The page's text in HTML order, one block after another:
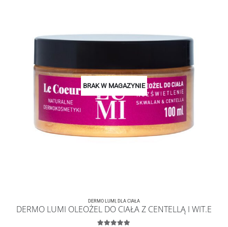
BRAK W MAGAZYNIE
DERMO LUMI,DLA CIAŁA
DERMO LUMI OLEOŻEL DO CIAŁA Z CENTELLĄ I WIT.E